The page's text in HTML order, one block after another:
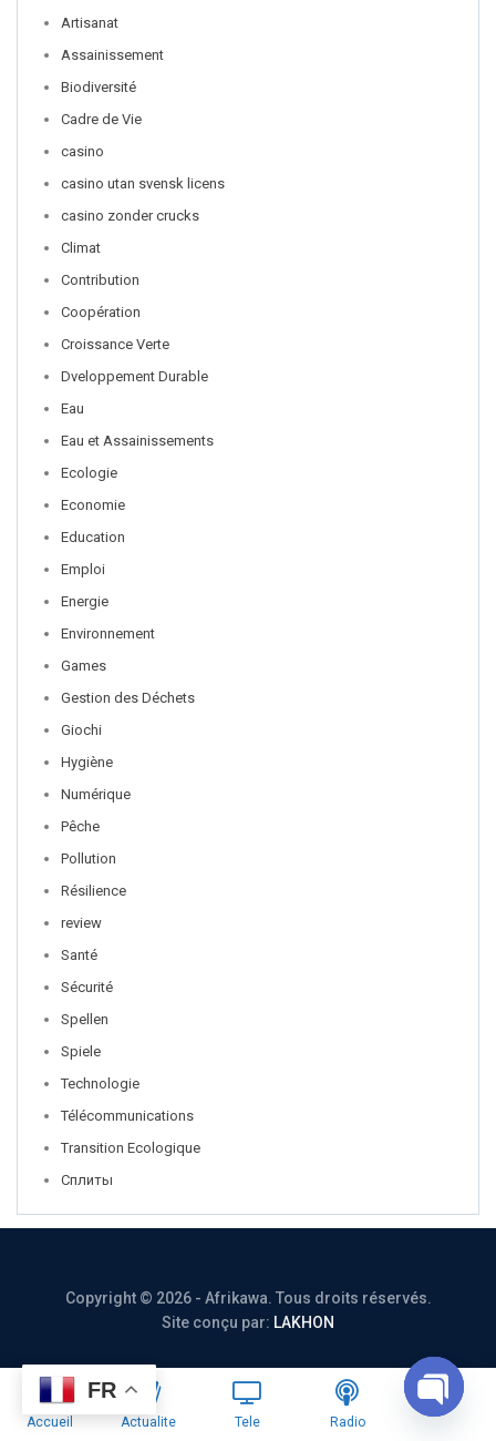
Artisanat
Assainissement
Biodiversité
Cadre de Vie
casino
casino utan svensk licens
casino zonder crucks
Climat
Contribution
Coopération
Croissance Verte
Dveloppement Durable
Eau
Eau et Assainissements
Ecologie
Economie
Education
Emploi
Energie
Environnement
Games
Gestion des Déchets
Giochi
Hygiène
Numérique
Pêche
Pollution
Résilience
review
Santé
Sécurité
Spellen
Spiele
Technologie
Télécommunications
Transition Ecologique
Сплиты
Copyright © 2026 - Afrikawa. Tous droits réservés.
Site conçu par: LAKHON
FR
Accueil Actualite Tele Radio